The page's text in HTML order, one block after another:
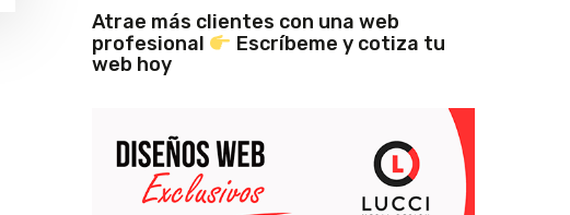
Atrae más clientes con una web
profesional
Escríbeme y cotiza tu
web hoy